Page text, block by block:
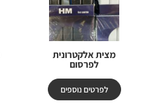
מצית אלקטרונית
לפרסום
לפרטים נוספים